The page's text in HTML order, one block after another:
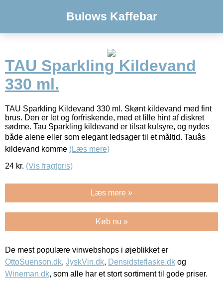
Bulows Kaffebar
TAU Sparkling Kildevand
330 ml.
TAU Sparkling Kildevand 330 ml. Skønt kildevand med fint
brus. Den er let og forfriskende, med et lille hint af diskret
sødme. Tau Sparkling kildevand er tilsat kulsyre, og nydes
både alene eller som elegant ledsager til et måltid. Tauâs
kildevand komme (Læs mere)
24 kr. (Vis fragtpris)
Læs mere »
Køb nu »
De mest populære vinwebshops i øjeblikket er
OttoSuenson.dk, JyskVin.dk, Densidsteflaske.dk og
Wineman.dk, som alle har et stort sortiment til gode priser.